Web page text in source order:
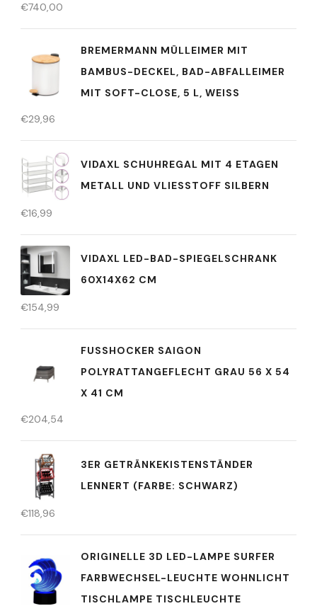
€740,00
BREMERMANN MÜLLEIMER MIT
BAMBUS-DECKEL, BAD-ABFALLEIMER
MIT SOFT-CLOSE, 5 L, WEISS
€29,96
VIDAXL SCHUHREGAL MIT 4 ETAGEN
METALL UND VLIESSTOFF SILBERN
€16,99
VIDAXL LED-BAD-SPIEGELSCHRANK
60X14X62 CM
€154,99
FUSSHOCKER SAIGON P
OLYRATTANGEFLECHT GRAU 56 X 54 X
41 CM
€204,54
3ER GETRÄNKEKISTENSTÄNDER
LENNERT (FARBE: SCHWARZ)
€118,96
ORIGINELLE 3D LED-LAMPE SURFER
FARBWECHSEL-LEUCHTE WOHNLICHT
TISCHLAMPE TISCHLEUCHTE